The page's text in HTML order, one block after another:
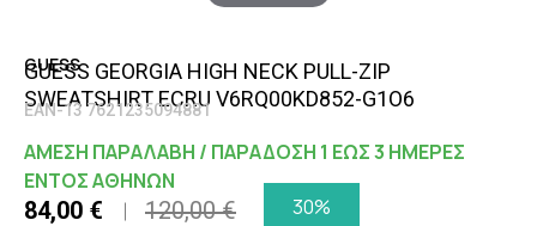
GUESS
GUESS GEORGIA HIGH NECK PULL-ZIP
SWEATSHIRT ECRU V6RQ00KD852-G1O6
EAN-13 7621235094881
ΑΜΕΣΗ ΠΑΡΑΛΑΒΗ / ΠΑΡΑΔΟΣΗ 1 ΕΩΣ 3 ΗΜΕΡΕΣ
ΕΝΤΟΣ ΑΘΗΝΩΝ
84,00 € 120,00 €
30%